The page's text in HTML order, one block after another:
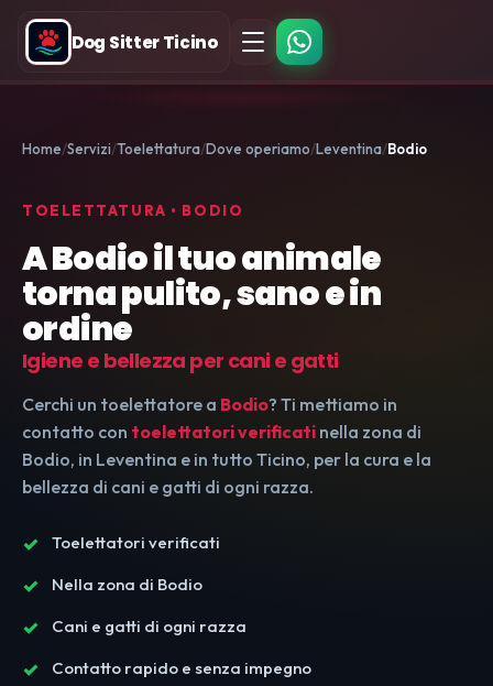
Dog Sitter Ticino
Home Servizi Toelettatura Dove operiamo Leventina Bodio
TOELETTATURA • BODIO
A Bodio il tuo animale
torna pulito, sano e in
ordine
Igiene e bellezza per cani e gatti
Cerchi un toelettatore a Bodio? Ti mettiamo in
contatto con toelettatori verificati nella zona di
Bodio, in Leventina e in tutto Ticino, per la cura e la
bellezza di cani e gatti di ogni razza.
Toelettatori verificati
Nella zona di Bodio
Cani e gatti di ogni razza
Contatto rapido e senza impegno